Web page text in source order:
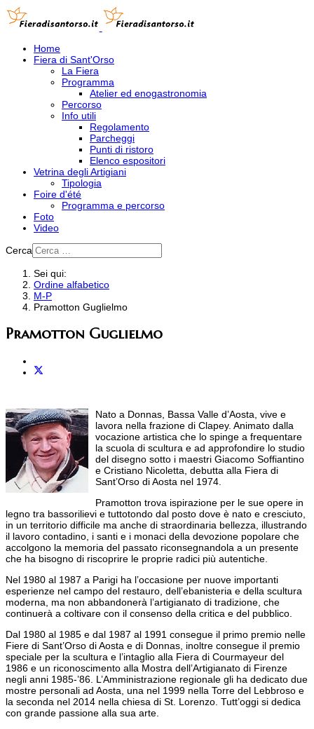
Home
Fiera di Sant'Orso
La Fiera
Programma
Atelier ed enogastronomia
Percorso
Info utili
Regolamento
Parcheggi
Punti di ristoro
Elenco espositori
Vetrina degli Artigiani
Tipologia
Foire d'été
Programma e percorso
Foto
Video
Cerca
Sei qui:
Ordine alfabetico
M-P
Pramotton Guglielmo
Pramotton Guglielmo
Nato a Donnas, Bassa Valle d’Aosta, vive e
lavora nella frazione di Clapey. Animato dalla
vocazione artistica che lo spinge a frequentare
la scuola di scultura e ad approfondire lo studio
del disegno sotto i maestri Giacomo Soffiantino
e Cristiano Nicoletta, debutta alla Fiera di
Sant’Orso di Aosta nel 1974.
Pramotton trova ispirazione per le sue opere in
legno tra bassorilievi e tuttotondo dal posto dove è nato e cresciuto,
in un territorio difficile ma anche di straordinaria bellezza, illustrando
il lavoro contadino, i santi e i monaci della devozione popolare che
accolgono la memoria del passato riconsegnandola a un presente
che ha bisogno di riscoprire le proprie radici più autentiche.
Nel 1980 al 1987 a Parigi ha l’occasione per nuove importanti
esperienze nel campo del restauro, dell’ebanisteria e della scultura
moderna, ma non abbandonerà l’artigianato di tradizione, che
continuerà a coltivare con il consenso della critica e del pubblico.
Dal 1980 al 1985 e dal 1987 al 1991 consegue il primo premio nelle
Fiere di Sant’Orso di Aosta e di Donnas, inoltre consegue il premio
speciale per la scultura e l’intaglio alla Fiera di Courmayeur del
1986 e un riconoscimento alla Mostra dell’Artigianato di Firenze
negli anni 1985-’86. L’Amministrazione regionale gli ha dedicato due
mostre personali ad Aosta, una nel 1999 nella Torre del Lebbroso e
la seconda nel 2014 nella chiesa di St. Lorenzo. Tutt’oggi si dedica
con grande passione alla sua arte.